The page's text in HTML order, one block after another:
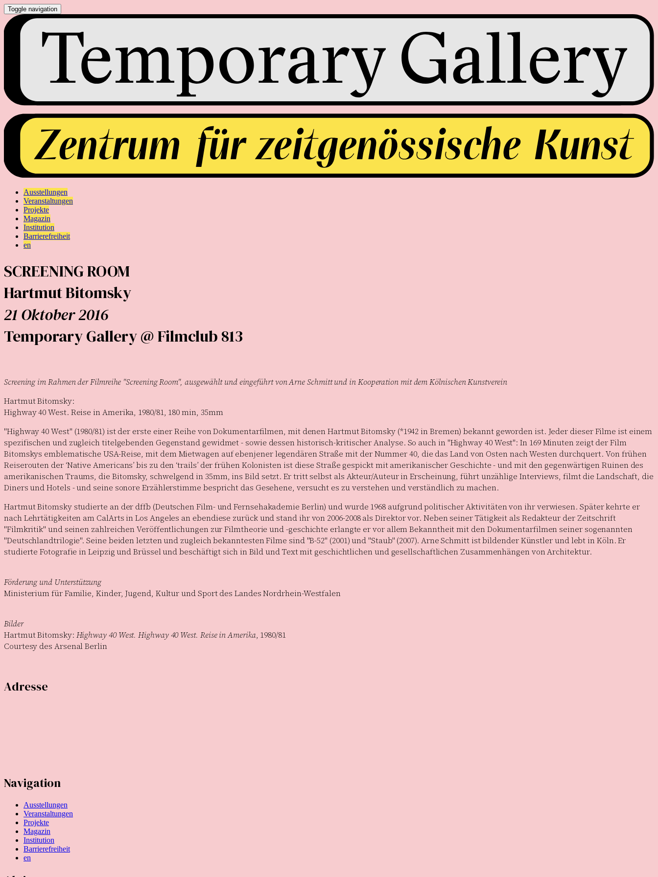
Toggle navigation
Ausstellungen
Veranstaltungen
Projekte
Magazin
Institution
Barrierefreiheit
en
SCREENING ROOM
Hartmut Bitomsky
21 Oktober 2016
Temporary Gallery @ Filmclub 813
Screening im Rahmen der Filmreihe "Screening Room", ausgewählt und eingeführt von Arne Schmitt und in Kooperation mit dem Kölnischen Kunstverein
Hartmut Bitomsky:
Highway 40 West. Reise in Amerika, 1980/81, 180 min, 35mm
"Highway 40 West" (1980/81) ist der erste einer Reihe von Dokumentarfilmen, mit denen Hartmut Bitomsky (*1942 in Bremen) bekannt geworden ist. Jeder dieser Filme ist einem
spezifischen und zugleich titelgebenden Gegenstand gewidmet - sowie dessen historisch-kritischer Analyse. So auch in "Highway 40 West": In 169 Minuten zeigt der Film
Bitomskys emblematische USA-Reise, mit dem Mietwagen auf ebenjener legendären Straße mit der Nummer 40, die das Land von Osten nach Westen durchquert. Von frühen
Reiserouten der ‘Native Americans’ bis zu den ‘trails’ der frühen Kolonisten ist diese Straße gespickt mit amerikanischer Geschichte - und mit den gegenwärtigen Ruinen des
amerikanischen Traums, die Bitomsky, schwelgend in 35mm, ins Bild setzt. Er tritt selbst als Akteur/Auteur in Erscheinung, führt unzählige Interviews, filmt die Landschaft, die
Diners und Hotels - und seine sonore Erzählerstimme bespricht das Gesehene, versucht es zu verstehen und verständlich zu machen.
Hartmut Bitomsky studierte an der dffb (Deutschen Film- und Fernsehakademie Berlin) und wurde 1968 aufgrund politischer Aktivitäten von ihr verwiesen. Später kehrte er
nach Lehrtätigkeiten am CalArts in Los Angeles an ebendiese zurück und stand ihr von 2006-2008 als Direktor vor. Neben seiner Tätigkeit als Redakteur der Zeitschrift
"Filmkritik" und seinen zahlreichen Veröffentlichungen zur Filmtheorie und -geschichte erlangte er vor allem Bekanntheit mit den Dokumentarfilmen seiner sogenannten
"Deutschlandtrilogie". Seine beiden letzten und zugleich bekanntesten Filme sind "B-52" (2001) und "Staub" (2007). Arne Schmitt ist bildender Künstler und lebt in Köln. Er
studierte Fotografie in Leipzig und Brüssel und beschäftigt sich in Bild und Text mit geschichtlichen und gesellschaftlichen Zusammenhängen von Architektur.
Förderung und Unterstützung
Ministerium für Familie, Kinder, Jugend, Kultur und Sport des Landes Nordrhein-Westfalen
Bilder
Hartmut Bitomsky: Highway 40 West. Highway 40 West. Reise in Amerika, 1980/81
Courtesy des Arsenal Berlin
Adresse
Navigation
Ausstellungen
Veranstaltungen
Projekte
Magazin
Institution
Barrierefreiheit
en